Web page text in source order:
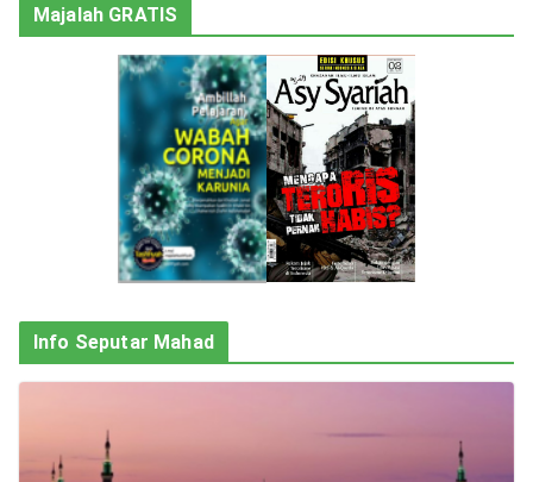
Majalah GRATIS
Info Seputar Mahad